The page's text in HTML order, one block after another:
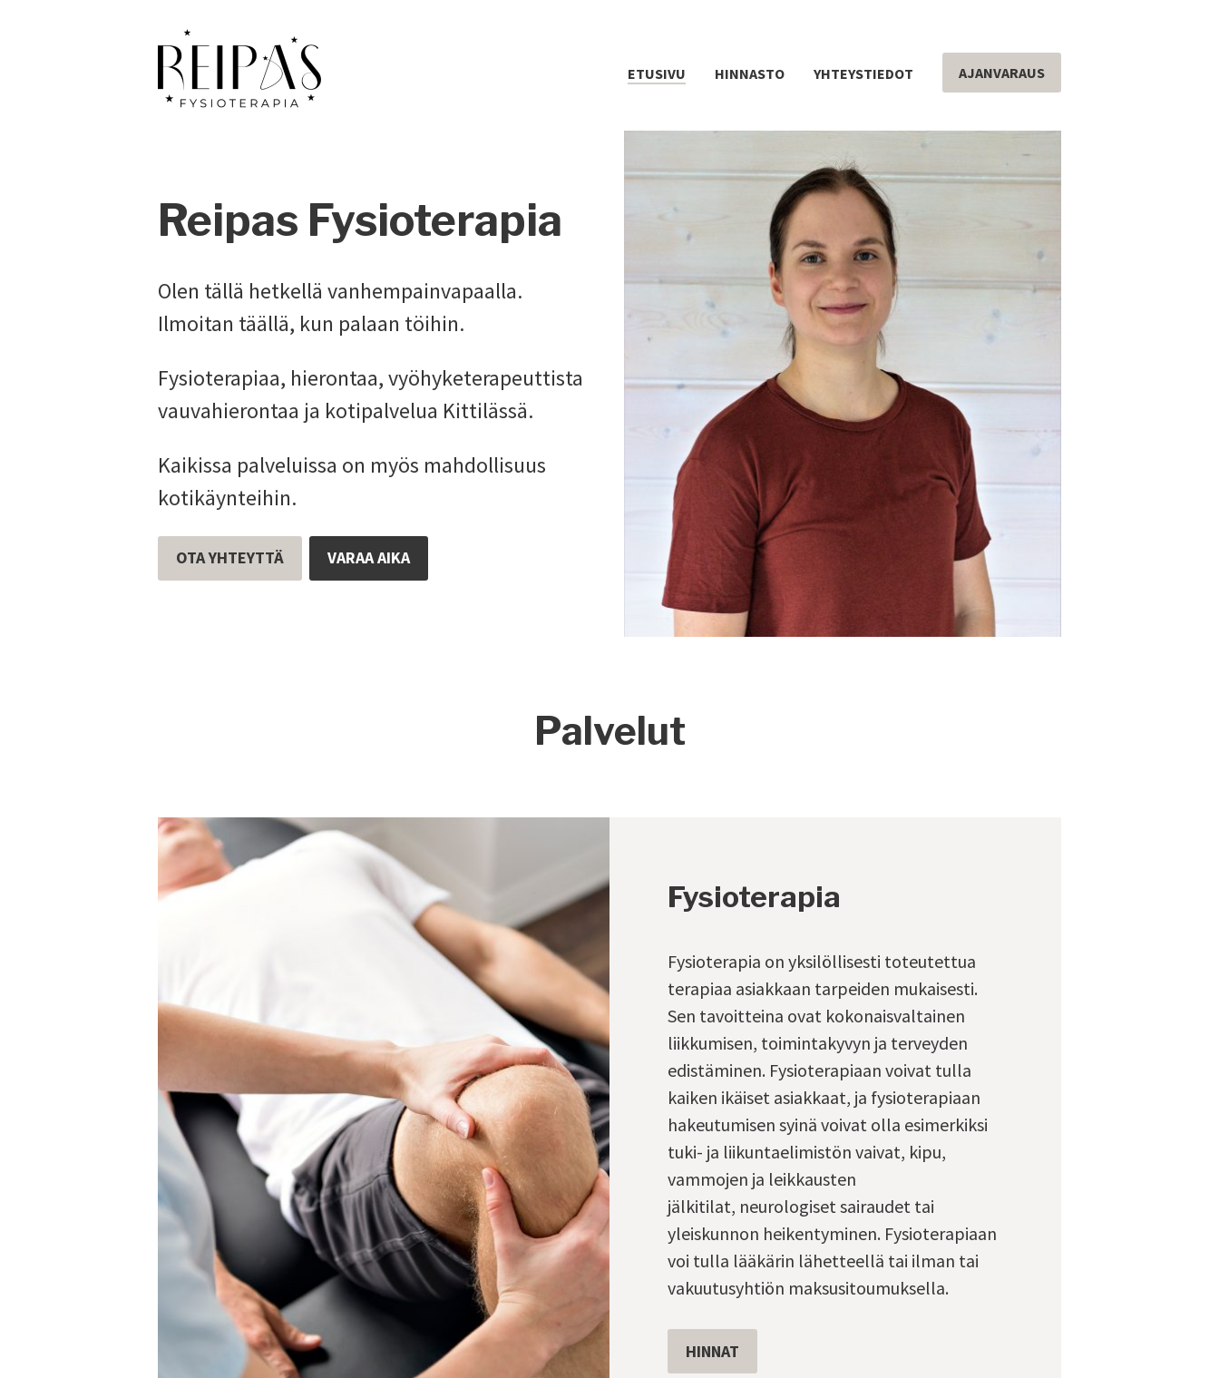
ETUSIVU HINNASTO YHTEYSTIEDOT AJANVARAUS
Reipas Fysioterapia
Olen tällä hetkellä vanhempainvapaalla.
Ilmoitan täällä, kun palaan töihin.
Fysioterapiaa, hierontaa, vyöhyketerapeuttista
vauvahierontaa ja kotipalvelua Kittilässä.
Kaikissa palveluissa on myös mahdollisuus
kotikäynteihin.
OTA YHTEYTTÄ VARAA AIKA
Palvelut
Fysioterapia
Fysioterapia on yksilöllisesti toteutettua
terapiaa asiakkaan tarpeiden mukaisesti.
Sen tavoitteina ovat kokonaisvaltainen
liikkumisen, toimintakyvyn ja terveyden
edistäminen. Fysioterapiaan voivat tulla
kaiken ikäiset asiakkaat, ja fysioterapiaan
hakeutumisen syinä voivat olla esimerkiksi
tuki- ja liikuntaelimistön vaivat, kipu,
vammojen ja leikkausten
jälkitilat, neurologiset sairaudet tai
yleiskunnon heikentyminen. Fysioterapiaan
voi tulla lääkärin lähetteellä tai ilman tai
vakuutusyhtiön maksusitoumuksella.
HINNAT